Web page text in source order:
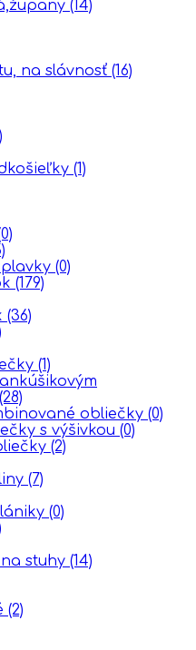
(14)
na slávnosť (16)
(1)
(0)
(179)
(36)
(1)
(28)
obliečky (0)
s výšivkou (0)
(2)
(7)
(0)
stuhy (14)
(2)